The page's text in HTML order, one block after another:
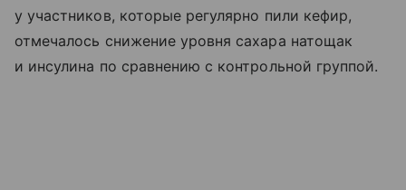
у участников, которые регулярно пили кефир,
отмечалось снижение уровня сахара натощак
и инсулина по сравнению с контрольной группой.